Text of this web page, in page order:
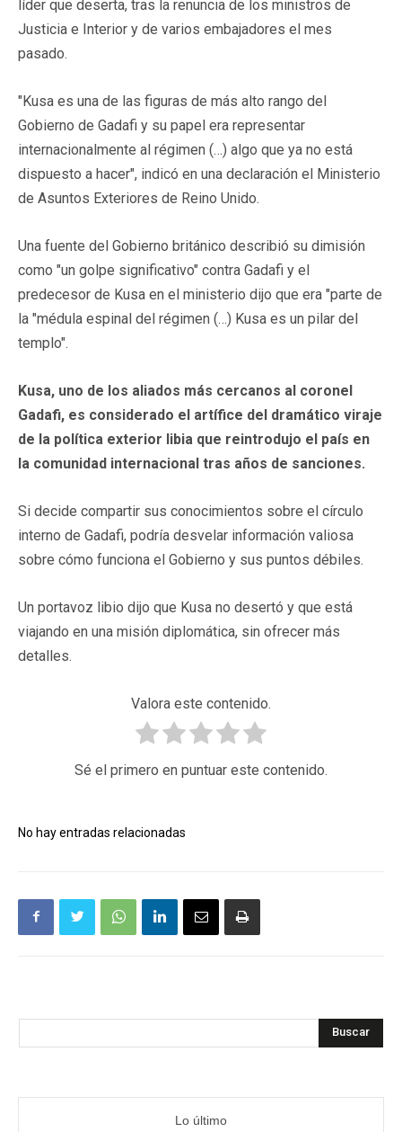
líder que deserta, tras la renuncia de los ministros de
Justicia e Interior y de varios embajadores el mes
pasado.
"Kusa es una de las figuras de más alto rango del
Gobierno de Gadafi y su papel era representar
internacionalmente al régimen (…) algo que ya no está
dispuesto a hacer", indicó en una declaración el Ministerio
de Asuntos Exteriores de Reino Unido.
Una fuente del Gobierno británico describió su dimisión
como "un golpe significativo" contra Gadafi y el
predecesor de Kusa en el ministerio dijo que era "parte de
la "médula espinal del régimen (…) Kusa es un pilar del
templo".
Kusa, uno de los aliados más cercanos al coronel
Gadafi, es considerado el artífice del dramático viraje
de la política exterior libia que reintrodujo el país en
la comunidad internacional tras años de sanciones.
Si decide compartir sus conocimientos sobre el círculo
interno de Gadafi, podría desvelar información valiosa
sobre cómo funciona el Gobierno y sus puntos débiles.
Un portavoz libio dijo que Kusa no desertó y que está
viajando en una misión diplomática, sin ofrecer más
detalles.
Valora este contenido.
Sé el primero en puntuar este contenido.
No hay entradas relacionadas
Buscar
Lo último